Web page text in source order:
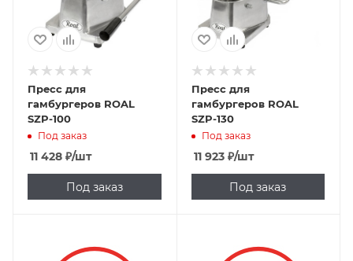
Пресс для
гамбургеров ROAL
SZP-100
Под заказ
11 428 ₽/шт
Под заказ
Пресс для
гамбургеров ROAL
SZP-130
Под заказ
11 923₽/шт
Под заказ